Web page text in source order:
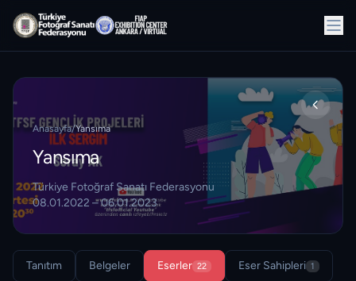
Anasayfa/Yansıma
Yansıma
Türkiye Fotoğraf Sanatı Federasyonu
08.01.2022 – 06.01.2023
Tanıtım Belgeler Eserler 22 Eser Sahipleri 1